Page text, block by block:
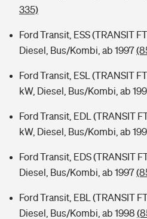
335)
Ford Transit, ESS (TRANSIT
Diesel, Bus/Kombi, ab 1997
Ford Transit, ESL (TRANSIT
kW, Diesel, Bus/Kombi, ab
Ford Transit, EDL (TRANSIT
kW, Diesel, Bus/Kombi, ab
Ford Transit, EDS (TRANSIT
Diesel, Bus/Kombi, ab 1997
Ford Transit, EBL (TRANSIT
Diesel, Bus/Kombi, ab 1998